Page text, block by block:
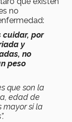
no
cuidar, por
y
no
peso
que son la
edad de
mayor si la